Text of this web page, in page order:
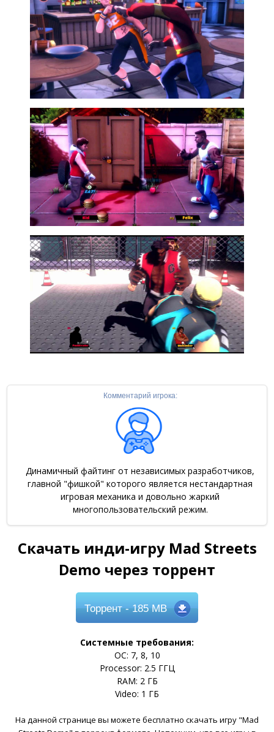
Комментарий игрока:
Динамичный файтинг от независимых разработчиков,
главной "фишкой" которого является нестандартная
игровая механика и довольно жаркий
многопользовательский режим.
Скачать инди-игру Mad Streets
Demo через торрент
Торрент- 185 MB
Системные требования:
ОС: 7, 8, 10
Processor: 2.5 ГГЦ
RAM: 2 ГБ
Video: 1 ГБ
На данной странице вы можете бесплатно скачать игру "Mad